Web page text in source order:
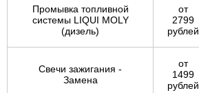
Промывка топливной
системы LIQUI MOLY
(дизель)
от
2799
рублей
Свечи зажигания -
Замена
от
1499
рублей